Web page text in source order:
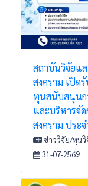
สถาบันวิจัยแ
สงคราม เปิด
ทุนสนับสนุนก
และบริหารจัด
สงคราม ประ
ข่าววิจัย/ทุนวิจั